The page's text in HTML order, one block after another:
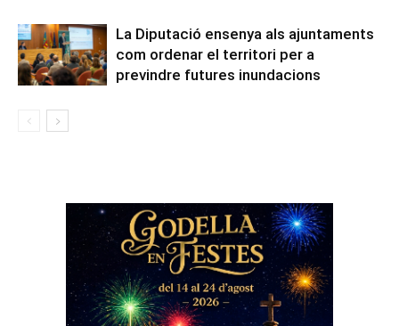
La Diputació ensenya als ajuntaments
com ordenar el territori per a
previndre futures inundacions